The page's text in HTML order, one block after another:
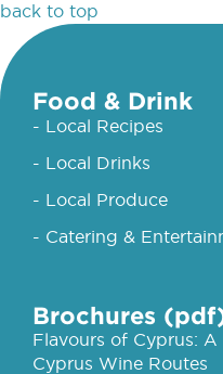
back to top
Food & Drink
- Local Recipes
- Local Drinks
- Local Produce
- Catering &
Brochures
Flavours of Cyprus:
Cyprus Wine Routes